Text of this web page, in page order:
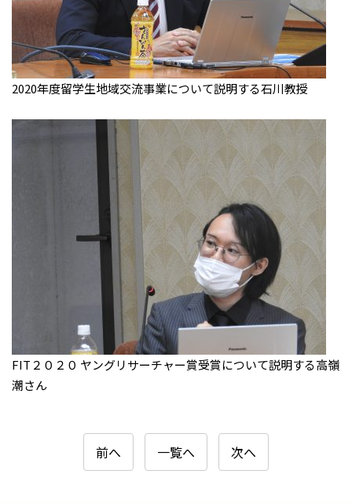
2020年度留学生地域交流事業について説明する石川教授
FIT２０２０ ヤングリサーチャー賞受賞について説明する高嶺
潮さん
前へ 一覧へ 次へ